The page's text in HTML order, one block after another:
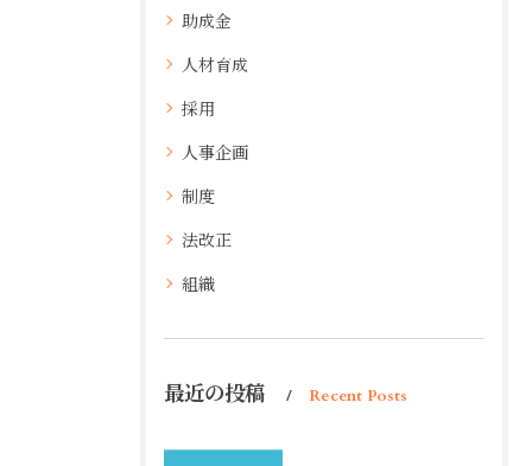
助成金
人材育成
採用
人事企画
制度
法改正
組織
最近の投稿 Recent Posts